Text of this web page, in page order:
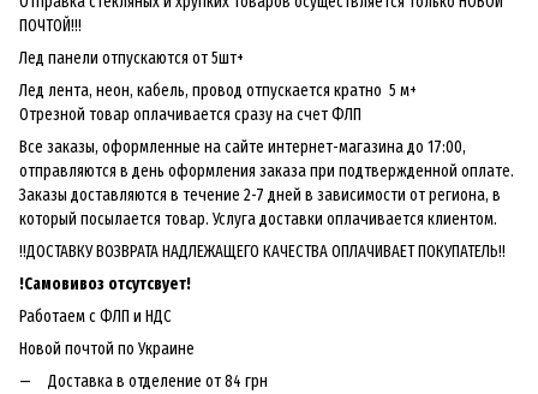
ПОЧТОЙ!!!
Лед панели отпускаются от 5шт+
Лед лента, неон, кабель, провод отпускается кратно 5 м+
Отрезной товар оплачивается сразу на счет ФЛП
Все заказы, оформленные на сайте интернет-магазина до 17:00,
отправляются в день оформления заказа при подтвержденной оплате.
Заказы доставляются в течение 2-7 дней в зависимости от региона, в
который посылается товар. Услуга доставки оплачивается клиентом.
!!ДОСТАВКУ ВОЗВРАТА НАДЛЕЖАЩЕГО КАЧЕСТВА ОПЛАЧИВАЕТ ПОКУПАТЕЛЬ!!
!Самовивоз отсутсвует!
Работаем с ФЛП и НДС
Новой почтой по Украине
Доставка в отделение от 84 грн